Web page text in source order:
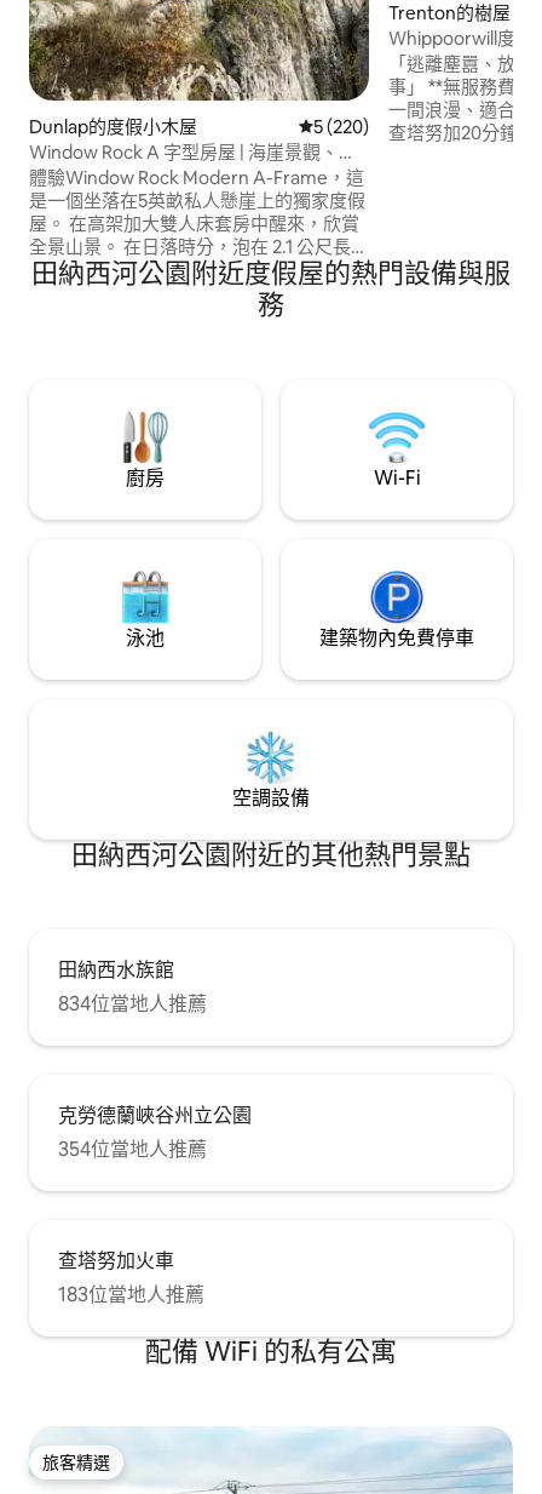
Dunlap的度假小木屋 從 220 則評價中獲得 5 的平
5 (220)
Window Rock A 字型房屋 | 海崖景觀、按
摩浴缸、熱門 1% 房源
體驗Window Rock Modern A-Frame，這
是一個坐落在5英畝私人懸崖上的獨家度假
屋。 在高架加大雙人床套房中醒來，欣賞
全景山景。 在日落時分，泡在 2.1 公尺長的
阿拉斯加雪松熱水浴缸中。 在這個地區最
黑暗的夜空下，在火坑旁度過美好的夜
晚。 在 Airbnb 上獲得前 1% 的評分。 如需
嗎？ 試試我們的另一個大型房源 Jackson
Trenton的樹屋
Whippoorwill度假
「逃離塵囂、放
事」 **無服務費**
一間浪漫、適合家
查塔努加20分鐘
你的童話故事。
田納西河公園附近度假屋的熱門設備與服
務
廚房 Wi-Fi
泳池 建築物內免費停車
空調設備
田納西河公園附近的其他熱門景點
田納西水族館
834位當地人推薦
克勞德蘭峽谷州立公園
354位當地人推薦
查塔努加火車
183位當地人推薦
配備 WiFi 的私有公寓
旅客精選
旅客精選